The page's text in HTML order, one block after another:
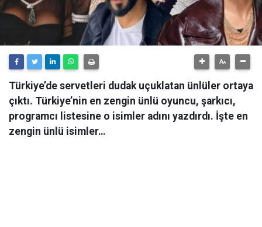
Türkiye’de servetleri dudak uçuklatan ünlüler ortaya
çıktı. Türkiye’nin en zengin ünlü oyuncu, şarkıcı,
programcı listesine o isimler adını yazdırdı. İşte en
zengin ünlü isimler…